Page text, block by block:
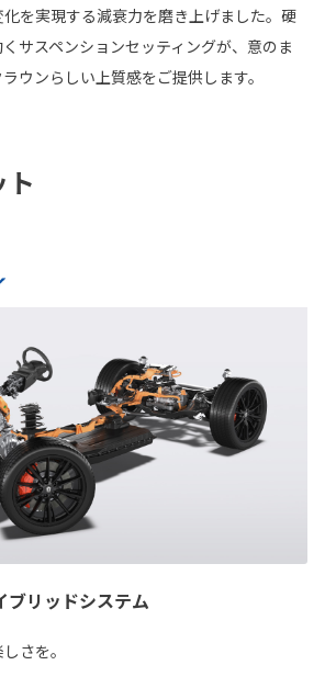
を実現する減衰力を磨き上げました。硬
サスペンションセッティングが、意のま
ウンらしい上質感をご提供します。
ブリッドシステム
さを。